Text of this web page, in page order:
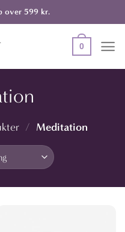
over 599 kr.
0
/ Meditation